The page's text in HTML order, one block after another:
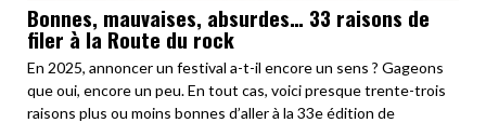
Bonnes, mauvaises, absurdes… 33 raisons de
filer à la Route du rock
En 2025, annoncer un festival a-t-il encore un sens ? Gageons
que oui, encore un peu. En tout cas, voici presque trente-trois
raisons plus ou moins bonnes d’aller à la 33e édition de